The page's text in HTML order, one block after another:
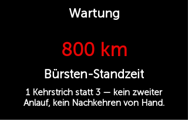
Wartung
800 km
Bürsten-Standzeit
1 Kehrstrich statt 3 — kein zweiter
Anlauf, kein Nachkehren von Hand.